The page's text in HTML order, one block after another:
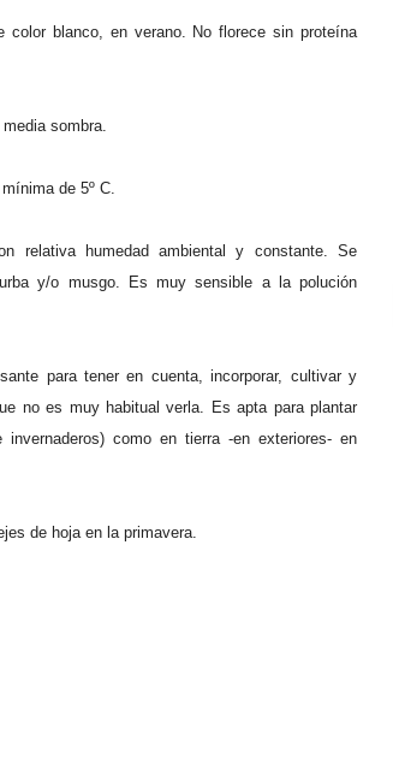
blanco, en verano. No florece sin proteína
sombra.
de 5º C.
relativa humedad ambiental y constante. Se
y/o musgo. Es muy sensible a la polución
para tener en cuenta, incorporar, cultivar y
no es muy habitual verla. Es apta para plantar
como en tierra -en exteriores- en
de hoja en la primavera.